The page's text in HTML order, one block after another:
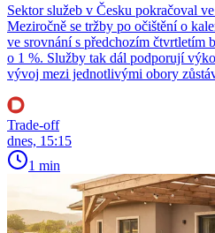
Sektor služeb v Česku pokračoval
Meziročně se tržby po očištění o
ve srovnání s předchozím čtvrtletím
o 1 %. Služby tak dál podporují
vývoj mezi jednotlivými obory
Trade-off
dnes, 15:15
1 min